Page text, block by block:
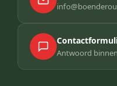
Antwoord